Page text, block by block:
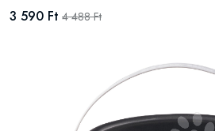
3 590 Ft 4 488 Ft